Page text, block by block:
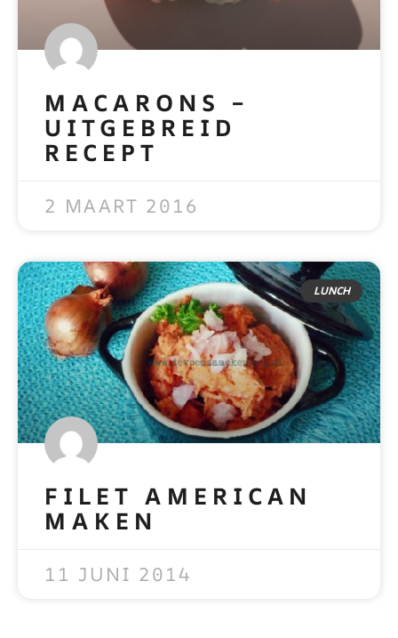
MACARONS –
UITGEBREID
RECEPT
2 MAART 2016
LUNCH
FILET AMERICAN
MAKEN
11 JUNI 2014